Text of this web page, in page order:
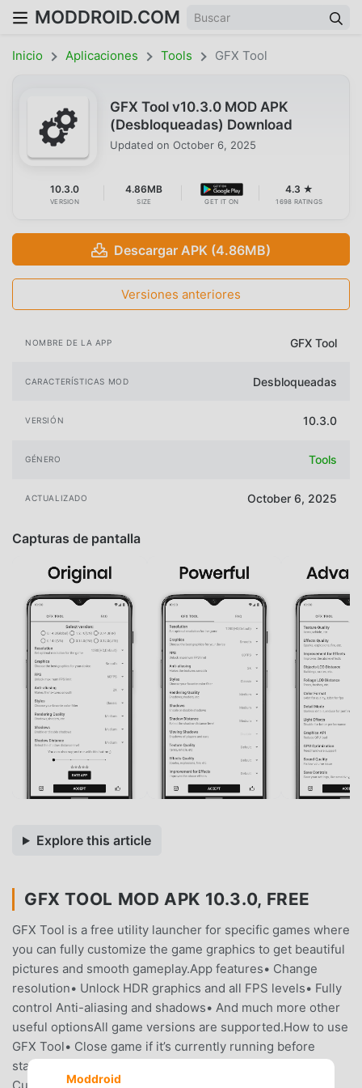
MODDROID.COM
Inicio Aplicaciones Tools GFX Tool
GFX Tool v10.3.0 MOD APK
(Desbloqueadas) Download
Updated on October 6, 2025
10.3.0
VERSION
4.86MB
SIZE GET IT ON
4.3 ★
1698 RATINGS
Descargar APK (4.86MB)
Versiones anteriores
NOMBRE DE LA APP GFX Tool
CARACTERÍSTICAS MOD Desbloqueadas
VERSIÓN 10.3.0
GÉNERO Tools
ACTUALIZADO October 6, 2025
Capturas de pantalla
Explore this article
GFX TOOL MOD APK 10.3.0, FREE
GFX Tool is a free utility launcher for specific games where
you can fully customize the game graphics to get beautiful
pictures and smooth gameplay.App features• Change
resolution• Unlock HDR graphics and all FPS levels• Fully
control Anti-aliasing and shadows• And much more other
useful optionsAll game versions are supported.How to use
GFX Tool• Close game if it’s currently running before
starting GFX Tool• Choose your version of your game•
Moddroid